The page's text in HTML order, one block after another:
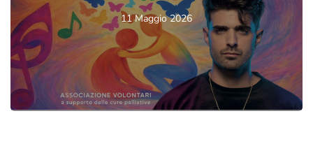
11 Maggio 2026